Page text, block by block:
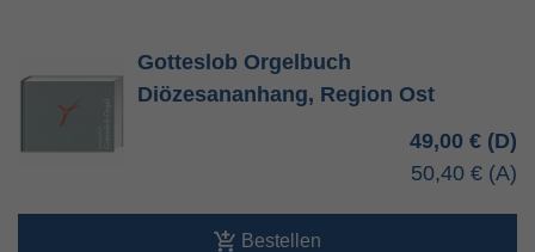
Gotteslob Orgelbuch
Diözesananhang, Region Ost
49,00 €
50,40 €
Bestellen